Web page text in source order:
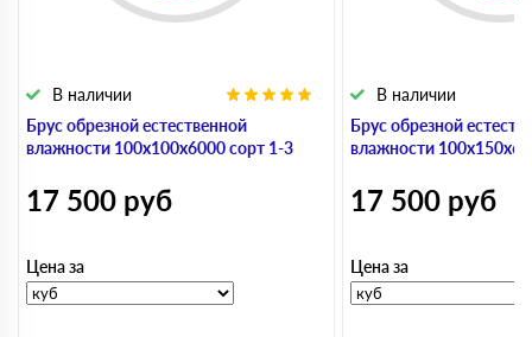
Брус обрезной естественной
влажности 100х100х6000 сорт 1-3
В наличии
17 500 руб
Цена за
Брус обрезной
влажности
В наличии
17 500 руб
Цена за